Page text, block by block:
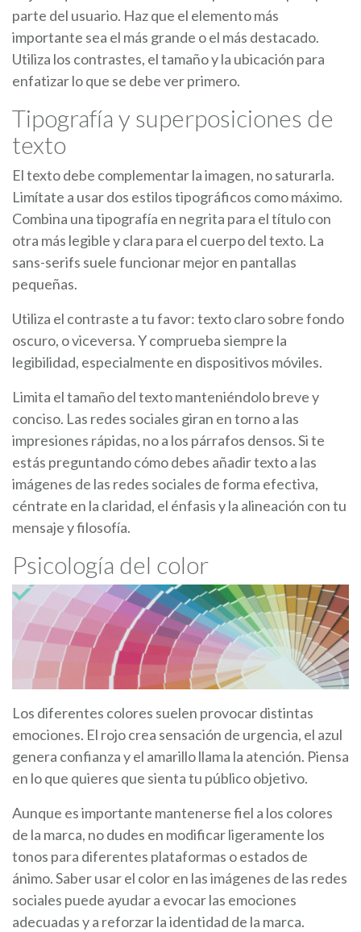
parte del usuario. Haz que el elemento más
importante sea el más grande o el más destacado.
Utiliza los contrastes, el tamaño y la ubicación para
enfatizar lo que se debe ver primero.
Tipografía y superposiciones de
texto
El texto debe complementar la imagen, no saturarla.
Limítate a usar dos estilos tipográficos como máximo.
Combina una tipografía en negrita para el título con
otra más legible y clara para el cuerpo del texto. La
sans-serifs suele funcionar mejor en pantallas
pequeñas.
Utiliza el contraste a tu favor: texto claro sobre fondo
oscuro, o viceversa. Y comprueba siempre la
legibilidad, especialmente en dispositivos móviles.
Limita el tamaño del texto manteniéndolo breve y
conciso. Las redes sociales giran en torno a las
impresiones rápidas, no a los párrafos densos. Si te
estás preguntando cómo debes añadir texto a las
imágenes de las redes sociales de forma efectiva,
céntrate en la claridad, el énfasis y la alineación con tu
mensaje y filosofía.
Psicología del color
Los diferentes colores suelen provocar distintas
emociones. El rojo crea sensación de urgencia, el azul
genera confianza y el amarillo llama la atención. Piensa
en lo que quieres que sienta tu público objetivo.
Aunque es importante mantenerse fiel a los colores
de la marca, no dudes en modificar ligeramente los
tonos para diferentes plataformas o estados de
ánimo. Saber usar el color en las imágenes de las redes
sociales puede ayudar a evocar las emociones
adecuadas y a reforzar la identidad de la marca.